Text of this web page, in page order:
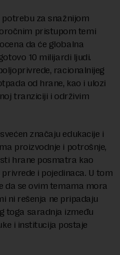
potrebu za snažnijom
pristupom temi
da će globalna
10 milijardi ljudi.
racionalnijeg
od hrane, kao i ulozi
tranziciji i održivim
značaju edukacije i
proizvodnje i potrošnje,
hrane posmatra kao
i pojedinaca. U tom
da se ovim temama mora
ni rešenja ne pripadaju
toga saradnja između
i institucija postaje